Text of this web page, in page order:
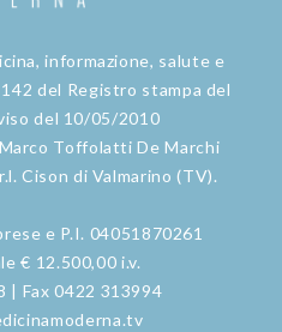
informazione, salute e
del Registro stampa del
del 10/05/2010
Toffolatti De Marchi
Cison di Valmarino (TV).
e P.I. 04051870261
€ 12.500,00 i.v.
| Fax 0422 313994